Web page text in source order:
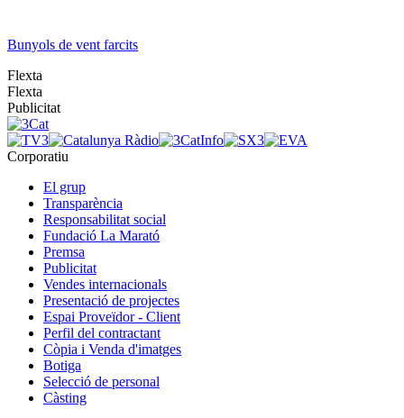
Bunyols de vent farcits
Flexta
Flexta
Publicitat
Corporatiu
El grup
Transparència
Responsabilitat social
Fundació La Marató
Premsa
Publicitat
Vendes internacionals
Presentació de projectes
Espai Proveïdor - Client
Perfil del contractant
Còpia i Venda d'imatges
Botiga
Selecció de personal
Càsting